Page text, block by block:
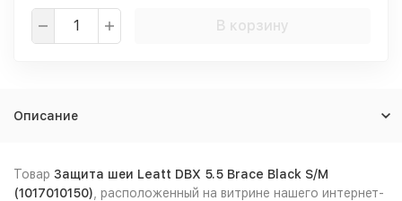
В корзину
Описание
Товар Защита шеи Leatt DBX 5.5 Brace Black S/M
(1017010150) , расположенный на витрине нашего интернет-